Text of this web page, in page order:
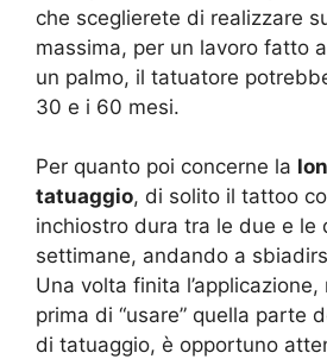
che sceglierete di realizzare
massima, per un lavoro fatto
un palmo, il tatuatore
30 e i 60 mesi.
Per quanto poi concerne la
tatuaggio, di solito il tattoo
inchiostro dura tra le due e le
settimane, andando a
Una volta finita
prima di “usare” quella parte
di tatuaggio, è opportuno